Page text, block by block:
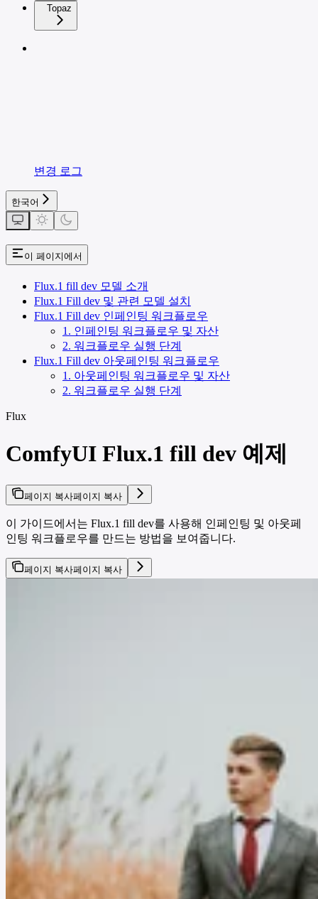
Topaz
변경 로그
한국어
이 페이지에서
Flux.1 fill dev 모델 소개
Flux.1 Fill dev 및 관련 모델 설치
Flux.1 Fill dev 인페인팅 워크플로우
1. 인페인팅 워크플로우 및 자산
2. 워크플로우 실행 단계
Flux.1 Fill dev 아웃페인팅 워크플로우
1. 아웃페인팅 워크플로우 및 자산
2. 워크플로우 실행 단계
Flux
ComfyUI Flux.1 fill dev 예제
페이지 복사페이지 복사
이 가이드에서는 Flux.1 fill dev를 사용해 인페인팅 및 아웃페
인팅 워크플로우를 만드는 방법을 보여줍니다.
페이지 복사페이지 복사